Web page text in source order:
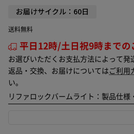
お届けサイクル：60日
送料無料
平日12時/土日祝9時までの
お選びいただくお支払方法によって発
返品・交換、お届けについては ご利用
い。
リファロックバームライト：製品仕様